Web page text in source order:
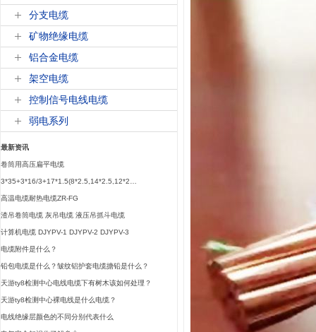
分支电缆
矿物绝缘电缆
铝合金电缆
架空电缆
控制信号电线电缆
弱电系列
最新资讯
卷筒用高压扁平电缆
3*35+3*16/3+17*1.5(8*2.5,14*2.5,12*2…
高温电缆耐热电缆ZR-FG
渣吊卷筒电缆 灰吊电缆 液压吊抓斗电缆
计算机电缆 DJYPV-1 DJYPV-2 DJYPV-3
电缆附件是什么？
铅包电缆是什么？皱纹铝护套电缆搪铅是什么？
天游ty8检测中心电线电缆下有树木该如何处理？
天游ty8检测中心裸电线是什么电缆？
电线绝缘层颜色的不同分别代表什么